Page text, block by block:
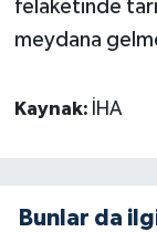
felaketinde
meydana
Kaynak: İHA
Bunlar da